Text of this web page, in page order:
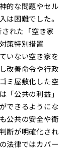
的な問題やセル
は困難でした。
れた「空き家
策特別措置
いない空き家を
改善命令や行政
ミ屋敷化した空
「公共の利益」
できるようにな
公共の安全や衛
断が明確化され
法律ではカバー